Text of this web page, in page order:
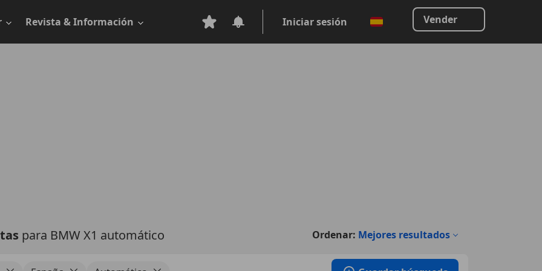
Revista & Información Iniciar sesión Vender
para BMW X1 automático Ordenar: Mejores resultados